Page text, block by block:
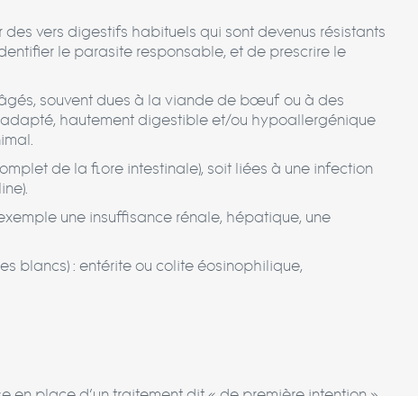
vers digestifs habituels qui sont devenus résistants
le parasite responsable, et de prescrire le
souvent dues à la viande de bœuf ou à des
hautement digestible et/ou hypoallergénique
de la flore intestinale), soit liées à une infection
une insuffisance rénale, hépatique, une
blancs) : entérite ou colite éosinophilique,